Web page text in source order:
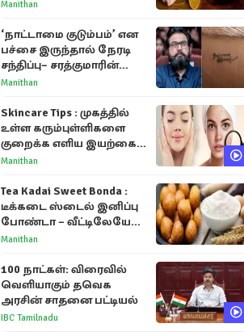
Manithan
‘நாட்டாமை குடும்பம்’ என
பச்சை இருந்தால் நேரடி
சந்திப்பு– சரத்குமாரின்
புதிய யோசனை
Manithan
Skincare Tips : முகத்தில்
உள்ள கரும்புள்ளிகளை
குறைக்க எளிய இயற்கை
வழிகள்!
Manithan
Tea Kadai Sweet Bonda :
டீக்கடை ஸ்டைல் இனிப்பு
போண்டா – வீட்டிலேயே
செய்வது எப்படி?
Manithan
100 நாட்கள்: விரைவில்
வெளியாகும் தவெக
அரசின் சாதனை பட்டியல்
IBC Tamilnadu